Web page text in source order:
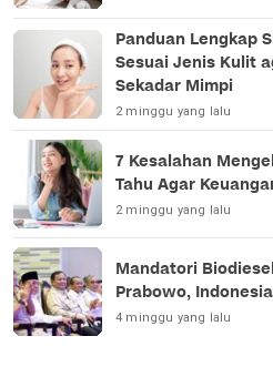
Panduan Lengkap
Sesuai Jenis Kulit
Sekadar Mimpi
2 minggu yang lalu
7 Kesalahan
Tahu Agar
2 minggu yang lalu
Mandatori
Prabowo,
4 minggu yang lalu